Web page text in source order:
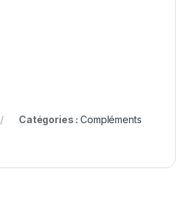
Catégories :Compléments